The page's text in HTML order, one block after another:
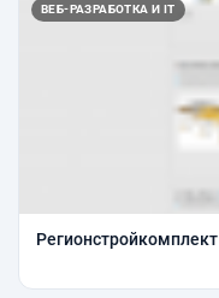
ВЕБ-РАЗРАБОТКА И IT
Регионстройкомплект